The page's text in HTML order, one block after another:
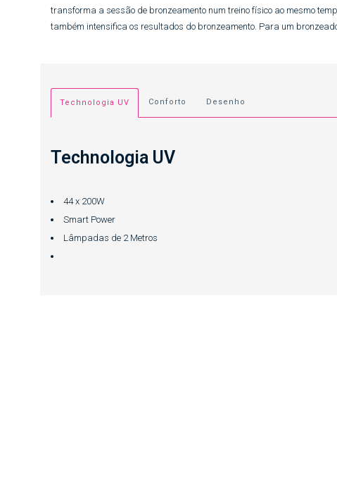
transforma a sessão de bronzeamento num treino físico ao mesmo
também intensifica os resultados do bronzeamento. Para um
Technologia UV Conforto Desenho
Technologia UV
44 x 200W
Smart Power
Lâmpadas de 2 Metros